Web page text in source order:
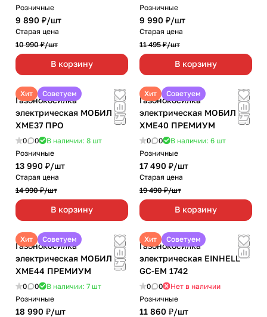
Розничные
9 890 ₽/шт
Старая цена
10 990 ₽/шт
В корзину
Розничные
9 990 ₽/шт
Старая цена
11 495 ₽/шт
В корзину
Хит Советуем
Газонокосилка
электрическая МОБИЛ К
ХМЕ37 ПРО
0 0 В наличии: 8 шт
Розничные
13 990 ₽/шт
Старая цена
14 990 ₽/шт
В корзину
Хит Советуем
Газонокосилка
электрическая МОБИЛ К
ХМЕ40 ПРЕМИУМ
0 0 В наличии: 6 шт
Розничные
17 490 ₽/шт
Старая цена
19 490 ₽/шт
В корзину
Хит Советуем
Газонокосилка
электрическая МОБИЛ К
ХМЕ44 ПРЕМИУМ
0 0 В наличии: 7 шт
Розничные
18 990 ₽/шт
Хит Советуем
Газонокосилка
электрическая EINHELL
GC-EM 1742
0 0
Нет в наличии
Розничные
11 860 ₽/шт